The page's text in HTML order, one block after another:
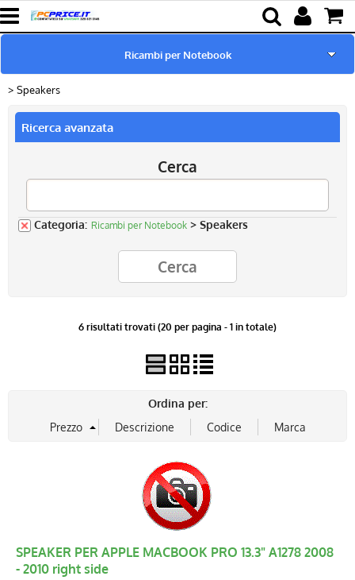
Batterie & Alimentatori
Ricambi per Notebook
Componenti
Lampade proiettori
Speakers
Ricerca avanzata
Cerca
Categoria: Ricambi per Notebook > Speakers
6 risultati trovati (20 per pagina - 1 in totale)
Ordina per:
SPEAKER PER APPLE MACBOOK PRO 13.3" A1278 2008
- 2010 right side